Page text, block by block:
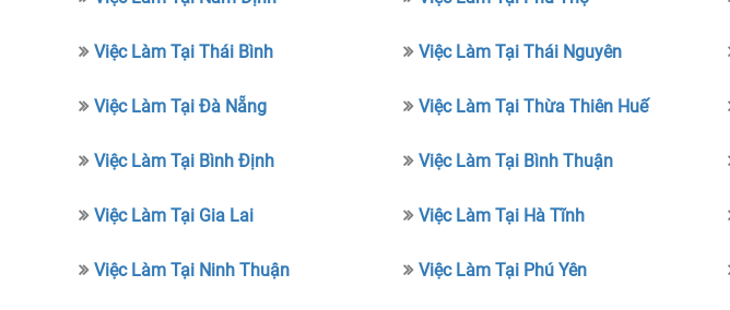
Việc Làm Tại Thái Bình Việc Làm Tại Thái Nguyên
Việc Làm Tại Đà Nẵng Việc Làm Tại Thừa Thiên Huế
Việc Làm Tại Bình Định Việc Làm Tại Bình Thuận
Việc Làm Tại Gia Lai Việc Làm Tại Hà Tĩnh
Việc Làm Tại Ninh Thuận Việc Làm Tại Phú Yên